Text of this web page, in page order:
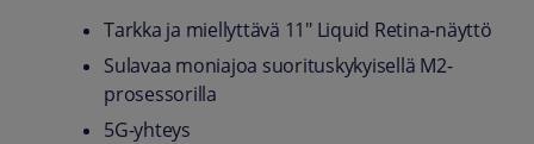
Tarkka ja miellyttävä 11" Liquid Retina-näyttö
Sulavaa moniajoa suorituskykyisellä M2-
prosessorilla
5G-yhteys